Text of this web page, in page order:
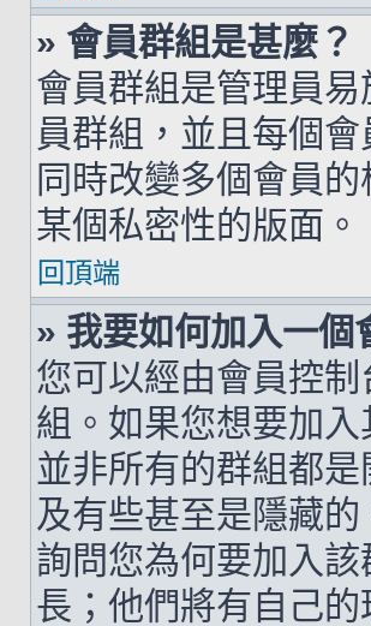
» 會員群組是甚麼？
會員群組是管理員
員群組，並且每個
同時改變多個會員
某個私密性的版面。
回頂端
» 我要如何加入一個
您可以經由會員控
組。如果您想要加
並非所有的群組都
及有些甚至是隱藏
詢問您為何要加入
長；他們將有自己的